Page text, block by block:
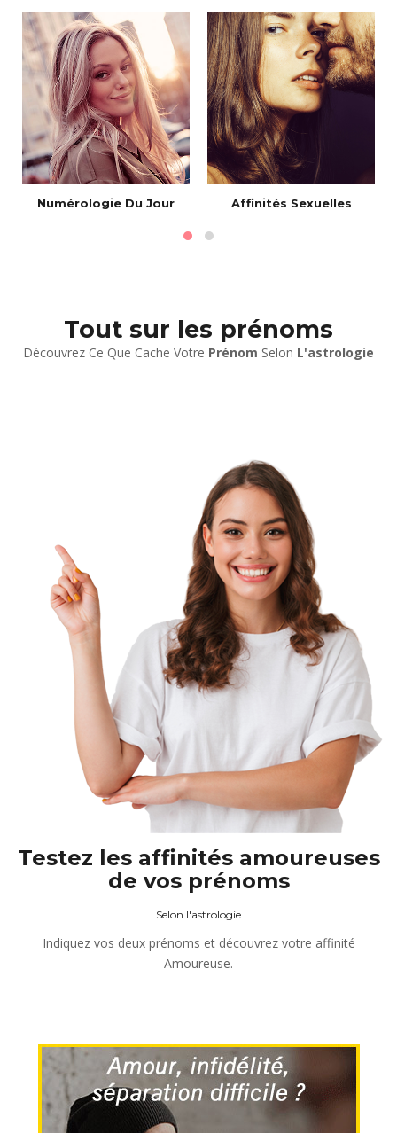
Numérologie Du Jour Affinités Sexuelles
Tout sur les prénoms
Découvrez Ce Que Cache Votre Prénom Selon L'astrologie
Testez les affinités amoureuses
de vos prénoms
Selon l'astrologie
Indiquez vos deux prénoms et découvrez votre affinité
Amoureuse.